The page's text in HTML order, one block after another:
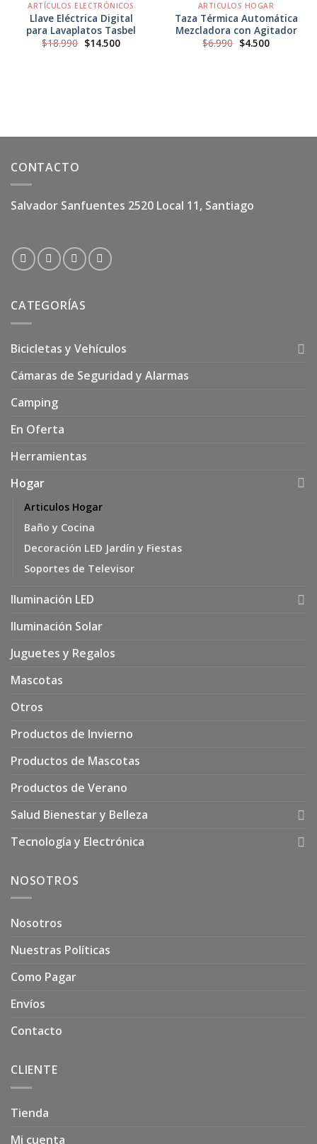
ARTÍCULOS ELECTRÓNICOS
Llave Eléctrica Digital
para Lavaplatos Tasbel
$18.990 El
precio
$14.500El
precio
ARTICULOS HOGAR
Taza Térmica Automática
Mezcladora con Agitador
$6.990 El
precio
$4.500El
precio
CONTACTO
Salvador Sanfuentes 2520 Local 11, Santiago
CATEGORÍAS
Bicicletas y Vehículos
Cámaras de Seguridad y Alarmas
Camping
En Oferta
Herramientas
Hogar
Articulos Hogar
Baño y Cocina
Decoración LED Jardín y Fiestas
Soportes de Televisor
Iluminación LED
Iluminación Solar
Juguetes y Regalos
Mascotas
Otros
Productos de Invierno
Productos de Mascotas
Productos de Verano
Salud Bienestar y Belleza
Tecnología y Electrónica
NOSOTROS
Nosotros
Nuestras Políticas
Como Pagar
Envíos
Contacto
CLIENTE
Tienda
Mi cuenta